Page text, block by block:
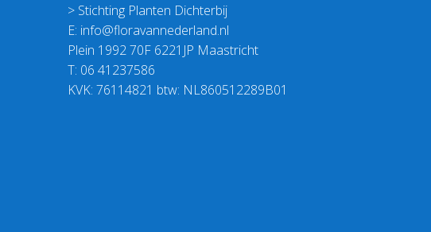
> Stichting Planten Dichterbij
E: info@floravannederland.nl
Plein 1992 70F 6221JP Maastricht
T: 06 41237586
KVK: 76114821 btw: NL860512289B01